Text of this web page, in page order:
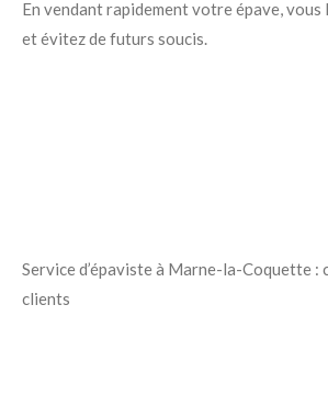
En vendant rapidement votre épave, vous
et évitez de futurs soucis.
Service d’épaviste à Marne-la-Coquette :
clients